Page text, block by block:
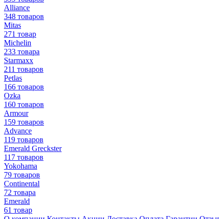
Alliance
348 товаров
Mitas
271 товар
Michelin
233 товара
Starmaxx
211 товаров
Petlas
166 товаров
Ozka
160 товаров
Armour
159 товаров
Advance
119 товаров
Emerald Greckster
117 товаров
Yokohama
79 товаров
Continental
72 товара
Emerald
61 товар